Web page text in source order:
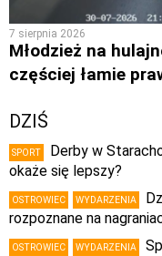
7 sierpnia 2026
Młodzież na
częściej łamie
DZIŚ
SPORT
Derby w
okaże się lepszy?
OSTROWIEC WYDARZENIA
rozpoznane na
OSTROWIEC WYDARZENIA